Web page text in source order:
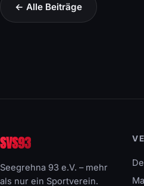
← Alle Beiträge
SVS93
Seegrehna 93 e.V. – mehr
als nur ein Sportverein.